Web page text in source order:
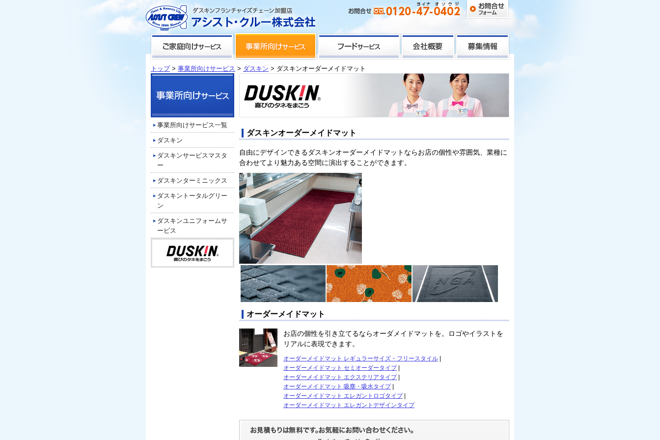
トップ> 事業所向けサービス > ダスキン > ダスキンオーダーメイドマット
事業所向けサービス一覧
ダスキン
ダスキンサービスマスタ
ー
ダスキンターミニックス
ダスキントータルグリー
ン
ダスキンユニフォームサ
ービス
ダスキンオーダーメイドマット
自由にデザインできるダスキンオーダーメイドマットならお店の個性や雰囲気、業種に
合わせてより魅力ある空間に演出することができます。
オーダーメイドマット
お店の個性を引き立てるならオーダメイドマットを。ロゴやイラストを
リアルに表現できます。
オーダーメイドマット レギュラーサイズ・フリースタイル
オーダーメイドマット セミオーダータイプ|
オーダーメイドマット エクステリアタイプ|
オーダーメイドマット 吸塵・吸水タイプ|
オーダーメイドマット エレガントロゴタイプ|
オーダーメイドマット エレガントデザインタイプ